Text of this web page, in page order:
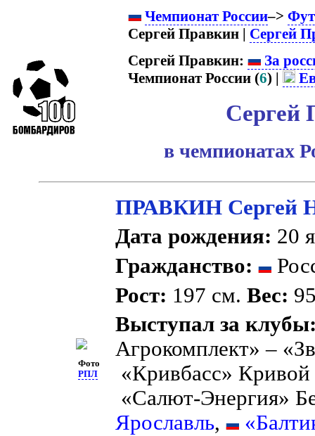
Чемпионат России–>
Сергей Правкин | Сергей
Сергей Правкин:
За
Чемпионат России (6) |
Сергей
в чемпионатах
Фото
РПЛ
ПРАВКИН Сергей
Дата рождения: 20
Гражданство:
Рост: 197 см.Вес:
Выступал за
Агрокомплект» –
«Кривбасс»
«Салют-Энергия»
Ярославль,